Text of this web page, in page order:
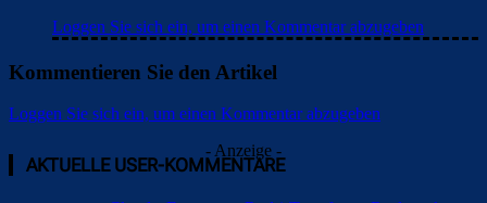
Loggen Sie sich ein, um einen Kommentar abzugeben
Kommentieren Sie den Artikel
Loggen Sie sich ein, um einen Kommentar abzugeben
- Anzeige -
AKTUELLE USER-KOMMENTARE